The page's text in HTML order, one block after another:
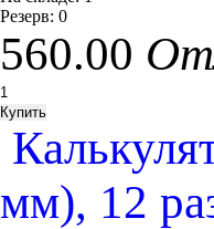
Резерв: 0
560.00
мм), 12